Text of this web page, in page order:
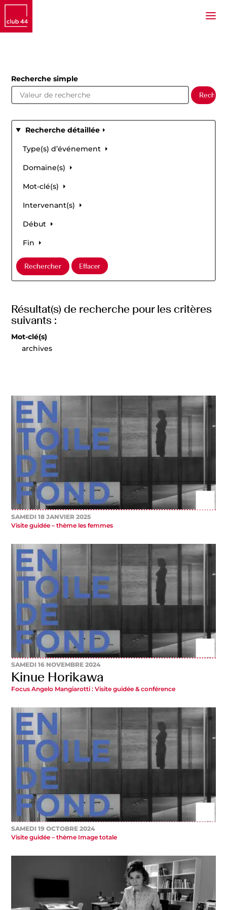
Recherche simple
Recherche détaillée
Type(s) d’événement
Domaine(s)
Mot-clé(s)
Intervenant(s)
Début
Fin
Résultat(s) de recherche pour les critères
suivants :
Mot-clé(s)
archives
SAMEDI 18 JANVIER 2025
Visite guidée – thème les femmes
SAMEDI 16 NOVEMBRE 2024
Kinue Horikawa
Focus Angelo Mangiarotti : Visite guidée & conférence
SAMEDI 19 OCTOBRE 2024
Visite guidée – thème Image totale